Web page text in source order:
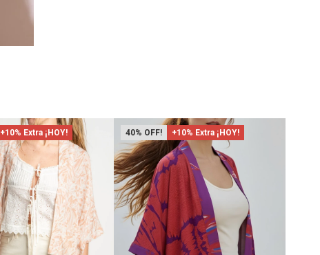
+10% Extra ¡HOY! 40 +10% Extra ¡HOY!